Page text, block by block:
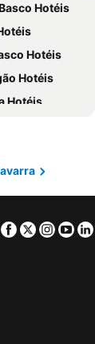
Hotéis
Hotéis
Hotéis
Hotéis
Hotéis
Hotéis
Basco Hotéis
Hotéis
Facebook
Twitter